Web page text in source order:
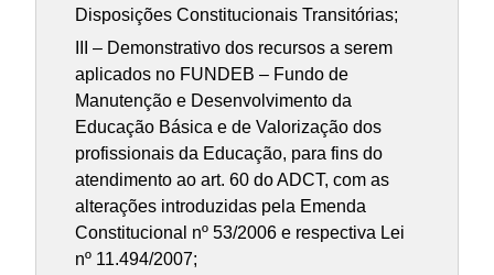
Disposições Constitucionais Transitórias;
III – Demonstrativo dos recursos a serem
aplicados no FUNDEB – Fundo de
Manutenção e Desenvolvimento da
Educação Básica e de Valorização dos
profissionais da Educação, para fins do
atendimento ao art. 60 do ADCT, com as
alterações introduzidas pela Emenda
Constitucional nº 53/2006 e respectiva Lei
nº 11.494/2007;